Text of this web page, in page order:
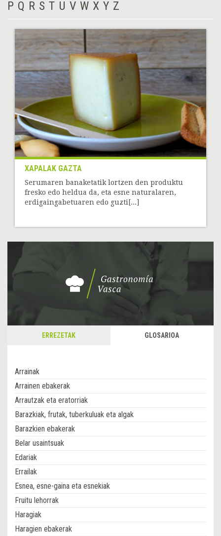
P Q R S T U V W X Y Z
XAPALAK GAZTA
Serumaren banaketatik lortzen den produktu
fresko edo heldua da, eta esne naturalaren,
erdigaingabetuaren edo guzti[...]
ERREZETAK GLOSARIOA
Arrainak
Arrainen ebakerak
Arrautzak eta eratorriak
Barazkiak, frutak, tuberkuluak eta algak
Barazkien ebakerak
Belar usaintsuak
Edariak
Errailak
Esnea, esne-gaina eta esnekiak
Fruitu lehorrak
Haragiak
Haragien ebakerak